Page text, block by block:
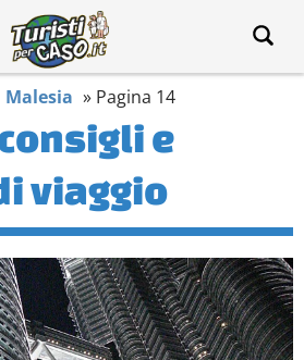
Malesia » Pagina 14
e
viaggio